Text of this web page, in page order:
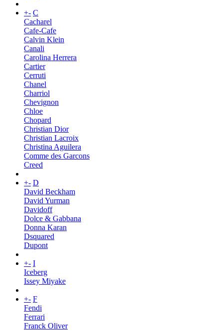
+- C
Cacharel
Cafe-Cafe
Calvin Klein
Canali
Carolina Herrera
Cartier
Cerruti
Chanel
Charriol
Chevignon
Chloe
Chopard
Christian Dior
Christian Lacroix
Christina Aguilera
Comme des Garcons
Creed
+- D
David Beckham
David Yurman
Davidoff
Dolce & Gabbana
Donna Karan
Dsquared
Dupont
+- I
Iceberg
Issey Miyake
+- F
Fendi
Ferrari
Franck Oliver